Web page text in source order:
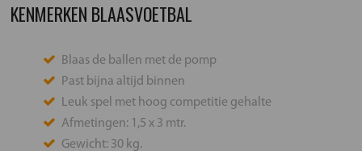
KENMERKEN BLAASVOETBAL
Blaas de ballen met de pomp
Past bijna altijd binnen
Leuk spel met hoog competitie gehalte
Afmetingen: 1,5 x 3 mtr.
Gewicht: 30 kg.